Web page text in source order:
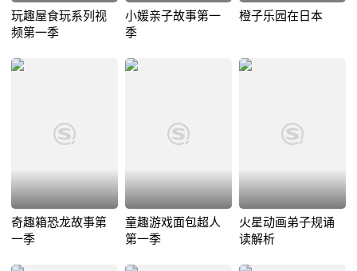
玩趣屋食玩系列视
频第一季
小媛亲子故事第一
季
橙子乐园在日本
奇趣箱恐龙故事第
一季
童趣游戏面包超人
第一季
火星动画弟子规诵
读解析